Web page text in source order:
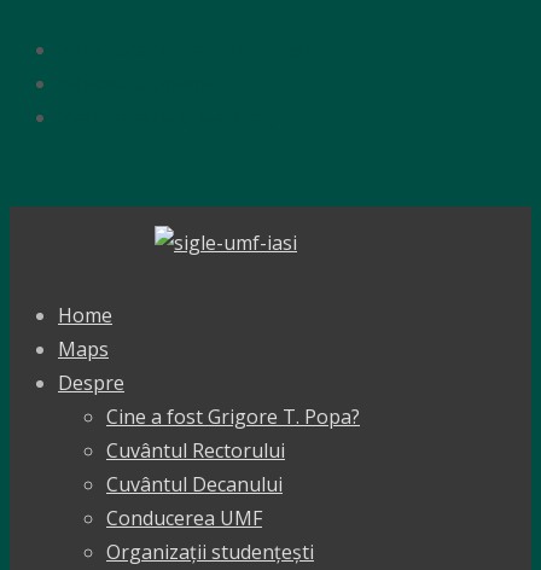
Home
Maps
Despre
Cine a fost Grigore T. Popa?
Cuvântul Rectorului
Cuvântul Decanului
Conducerea UMF
Organizații studențești